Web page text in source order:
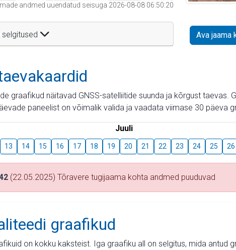
andmed uuendatud seisuga 2026-08-08 06:50:20
Ava jaama
graafikud näitavad GNSS-satelliitide suunda ja kõrgust taevas.
paneelist on võimalik valida ja vaadata viimase 30 päeva
Juuli
13 14 15 16 17 18 19 20 21 22 23 24 25 26
(22.05.2025) Tõravere tugijaama kohta andmed puuduvad
graafikud
on kokku kaksteist. Iga graafiku all on selgitus, mida antud